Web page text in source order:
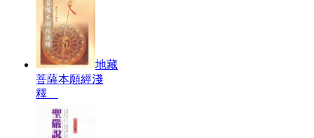
地藏
菩薩本願經淺
釋